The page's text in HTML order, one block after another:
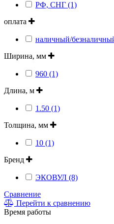
РФ, СНГ (1)
оплата
наличный/
Ширина, мм
960 (1)
Длина, м
1.50 (1)
Толщина, мм
10 (1)
Бренд
ЭКОВУЛ (8)
Сравнение
Перейти к сравнению
Время работы